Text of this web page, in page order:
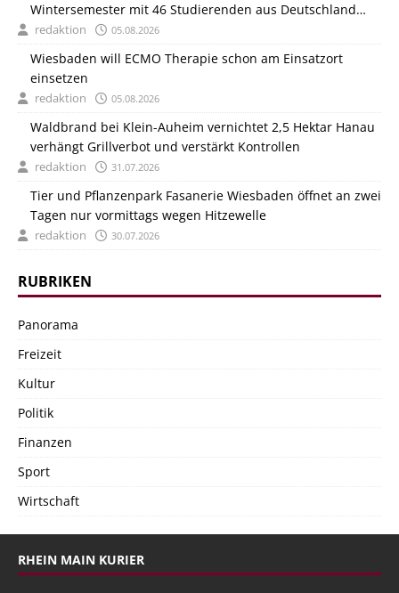
Wintersemester mit 46 Studierenden aus Deutschland
und Italien
redaktion 05.08.2026
Wiesbaden will ECMO Therapie schon am Einsatzort
einsetzen
redaktion 05.08.2026
Waldbrand bei Klein-Auheim vernichtet 2,5 Hektar Hanau
verhängt Grillverbot und verstärkt Kontrollen
redaktion 31.07.2026
Tier und Pflanzenpark Fasanerie Wiesbaden öffnet an zwei
Tagen nur vormittags wegen Hitzewelle
redaktion 30.07.2026
RUBRIKEN
Panorama
Freizeit
Kultur
Politik
Finanzen
Sport
Wirtschaft
RHEIN MAIN KURIER